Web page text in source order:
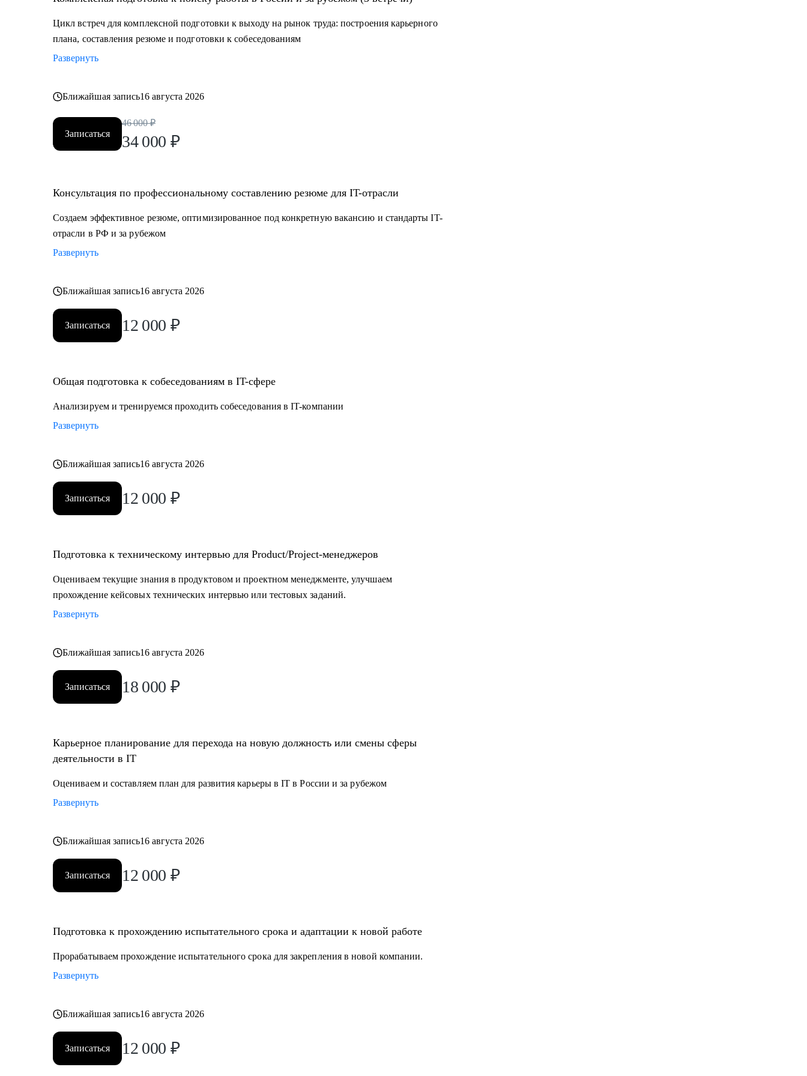
Цикл встреч для комплексной подготовки к выходу на рынок труда: построения карьерного
плана, составления резюме и подготовки к собеседованиям
Развернуть
Ближайшая запись16 августа 2026
Записаться
46 000 ₽
34 000 ₽
Консультация по профессиональному составлению резюме для IT-отрасли
Создаем эффективное резюме, оптимизированное под конкретную вакансию и стандарты IT-
отрасли в РФ и за рубежом
Развернуть
Ближайшая запись16 августа 2026
Записаться 12 000 ₽
Общая подготовка к собеседованиям в IT-сфере
Анализируем и тренируемся проходить собеседования в IT-компании
Развернуть
Ближайшая запись16 августа 2026
Записаться 12 000 ₽
Подготовка к техническому интервью для Product/Project-менеджеров
Оцениваем текущие знания в продуктовом и проектном менеджменте, улучшаем
прохождение кейсовых технических интервью или тестовых заданий.
Развернуть
Ближайшая запись16 августа 2026
Записаться 18 000 ₽
Карьерное планирование для перехода на новую должность или смены сферы
деятельности в IT
Оцениваем и составляем план для развития карьеры в IT в России и за рубежом
Развернуть
Ближайшая запись16 августа 2026
Записаться 12 000 ₽
Подготовка к прохождению испытательного срока и адаптации к новой работе
Прорабатываем прохождение испытательного срока для закрепления в новой компании.
Развернуть
Ближайшая запись16 августа 2026
Записаться 12 000 ₽